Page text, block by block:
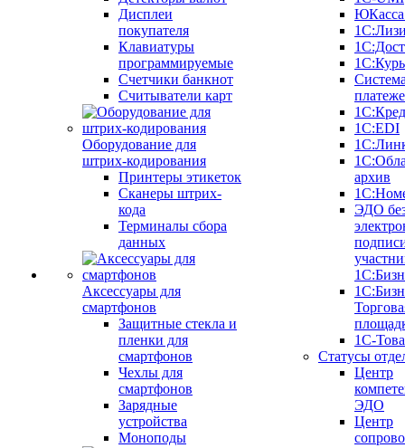
Дисплеи
покупателя
Клавиатуры
программируемые
Счетчики банкнот
Считыватели карт
Оборудование для
штрих-кодирования
Принтеры этикеток
Сканеры штрих-
кода
Терминалы сбора
данных
Аксессуары для
смартфонов
Защитные стекла и
пленки для
смартфонов
Чехлы для
смартфонов
Зарядные
устройства
Моноподы
1С:EDI
архив
ЭДО
1С-
Статусы
Центр
ЭДО
Центр